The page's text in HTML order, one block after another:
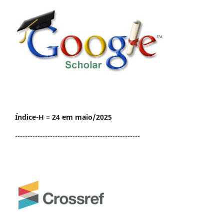
Índice-H = 24 em maio/2025
--------------------------------------------------